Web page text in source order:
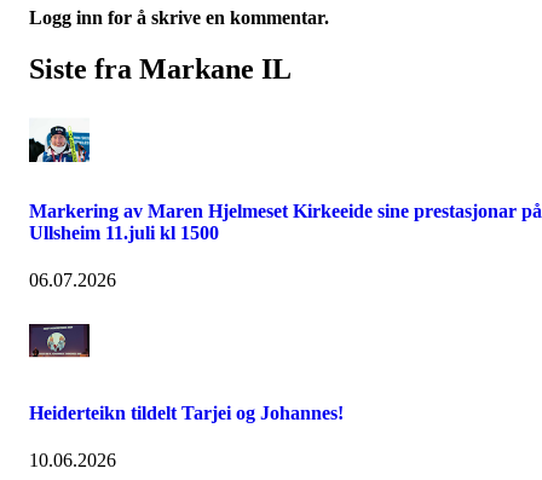
Logg inn for å skrive en kommentar.
Siste fra Markane IL
Markering av Maren Hjelmeset Kirkeeide sine prestasjonar på
Ullsheim 11.juli kl 1500
06.07.2026
Heiderteikn tildelt Tarjei og Johannes!
10.06.2026